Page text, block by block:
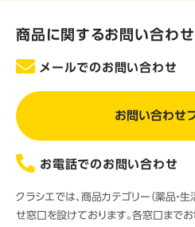
商品に関するお問い合わせ
メールでのお問い合わせ
お問い合わせ
お電話でのお問い合わせ
クラシエでは、商品カテゴリー（薬品・
せ窓口を設けております。各窓口まで